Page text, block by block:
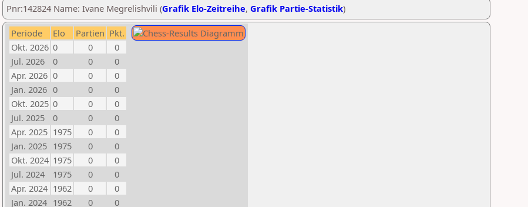
Pnr:142824 Name: Ivane Megrelishvili (Grafik Elo-Zeitreihe, Grafik Partie-Statistik)
Periode Elo Partien Pkt.
Okt. 2026 0 0
0
Jul. 2026
0 0
0
Apr. 2026 0 0
0
Jan. 2026 0 0
0
Okt. 2025 0 0
0
Jul. 2025
0 0
0
Apr. 2025 1975 0
0
Jan. 2025 1975 0
0
Okt. 2024 1975 0
0
Jul. 2024
1975 0
0
Apr. 2024 1962 0
0
Jan. 2024 1962 0 0